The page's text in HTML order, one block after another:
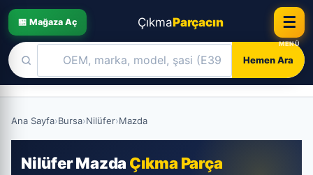
🏪 Mağaza Aç ÇıkmaParçacın
Hemen Ara
☰
Ana Sayfa›Bursa›Nilüfer›Mazda
Nilüfer Mazda Çıkma Parça